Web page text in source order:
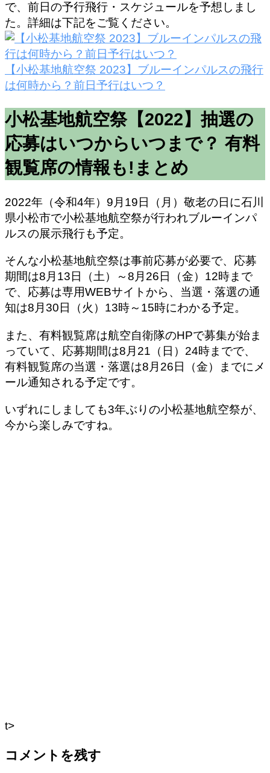
で、前日の予行飛行・スケジュールを予想しまし
た。詳細は下記をご覧ください。
【小松基地航空祭 2023】ブルーインパルスの飛行
は何時から？前日予行はいつ？
小松基地航空祭【2022】抽選の
応募はいつからいつまで？ 有料
観覧席の情報も!まとめ
2022年（令和4年）9月19日（月）敬老の日に石川
県小松市で小松基地航空祭が行われブルーインパ
ルスの展示飛行も予定。
そんな小松基地航空祭は事前応募が必要で、応募
期間は8月13日（土）～8月26日（金）12時まで
で、応募は専用WEBサイトから、当選・落選の通
知は8月30日（火）13時～15時にわかる予定。
また、有料観覧席は航空自衛隊のHPで募集が始ま
っていて、応募期間は8月21（日）24時までで、
有料観覧席の当選・落選は8月26日（金）までにメ
ール通知される予定です。
いずれにしましても3年ぶりの小松基地航空祭が、
今から楽しみですね。
t>
コメントを残す